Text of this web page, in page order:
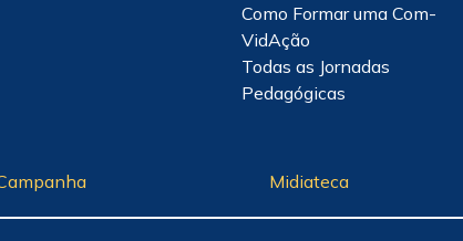
Como Formar uma Com-
VidAção
Todas as Jornadas
Pedagógicas
Midiateca